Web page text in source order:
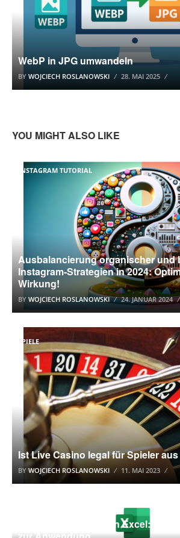
WebP in JPG umwandeln
BY WOJCIECH ROSLANOWSKI 28. MAI 2025
YOU MIGHT ALSO LIKE
INSTAGRAM TUTORIAL
Ausbalancierung organischer und
Instagram-Strategien in 2024:
Wirkung!
BY WOJCIECH ROSLANOWSKI 24. JANUAR 2024
SPIELE
Ist Live Casino legal für Spieler
BY WOJCIECH ROSLANOWSKI 11. MAI 2023
„Wenn“-Funktionen in Excel: